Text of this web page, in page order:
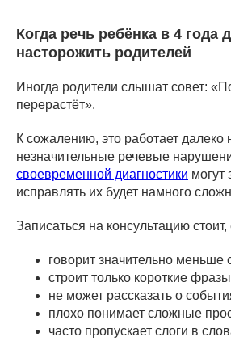
Когда речь ребёнка в 4 года
насторожить родителей
Иногда родители слышат совет:
перерастёт».
К сожалению, это работает далеко
незначительные речевые
своевременной диагностики могут
исправлять их будет намного
Записаться на консультацию
говорит значительно меньше
строит только короткие фразы
не может рассказать о
плохо понимает сложные
часто пропускает слоги в